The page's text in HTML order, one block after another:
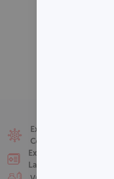
Exames
Covid-19
Exames
Laboratoriais